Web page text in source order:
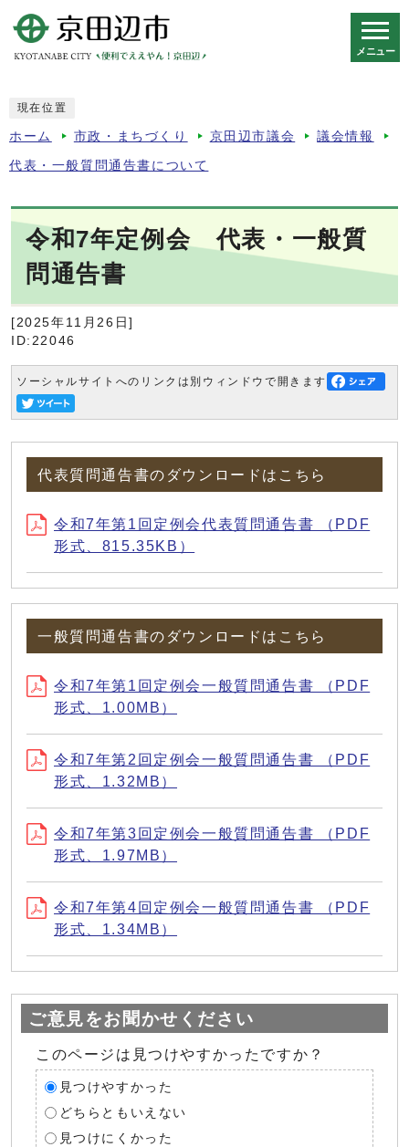
メニュー
現在位置
ホーム 市政・まちづくり 京田辺市議会 議会情報
代表・一般質問通告書について
令和7年定例会 代表・一般質
問通告書
[2025年11月26日]
ID:22046
ソーシャルサイトへのリンクは別ウィンドウで開きます
代表質問通告書のダウンロードはこちら
令和7年第1回定例会代表質問通告書 （PDF
形式、815.35KB）
一般質問通告書のダウンロードはこちら
令和7年第1回定例会一般質問通告書 （PDF
形式、1.00MB）
令和7年第2回定例会一般質問通告書 （PDF
形式、1.32MB）
令和7年第3回定例会一般質問通告書 （PDF
形式、1.97MB）
令和7年第4回定例会一般質問通告書 （PDF
形式、1.34MB）
ご意見をお聞かせください
このページは見つけやすかったですか？
見つけやすかった
どちらともいえない
見つけにくかった